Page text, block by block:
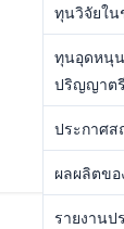
ทุนวิจัยใน
ทุนอุดหนุ
ปริญญาตรี
ประกาศ
ผลผลิตขอ
รายงานป